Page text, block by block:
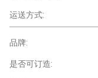
运送方式:
品牌:
是否可订造: